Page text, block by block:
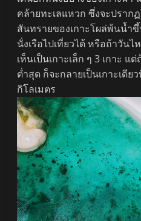
คล้ายทะเลแหวก ซึ่งจะปราก
สันทรายของเกาะโผล่พ้นน้ำ
นั่งเรือไปเที่ยวได้ หรือถ้าวัน
เห็นเป็นเกาะเล็ก ๆ 3 เกาะ
ต่ำสุด ก็จะกลายเป็นเกาะเดีย
กิโลเมตร